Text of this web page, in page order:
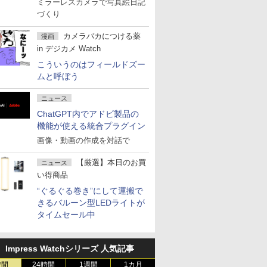
ミラーレスカメラで写真絵日記
づくり
漫画
カメラバカにつける薬
in デジカメ Watch
こういうのはフィールドズー
ムと呼ぼう
ニュース
ChatGPT内でアドビ製品の
機能が使える統合プラグイン
画像・動画の作成を対話で
ニュース
【厳選】本日のお買
い得商品
“ぐるぐる巻き”にして運搬で
きるバルーン型LEDライトが
タイムセール中
Impress Watchシリーズ 人気記事
24時間 1週間 1カ月